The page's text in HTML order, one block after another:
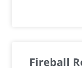
Fireball